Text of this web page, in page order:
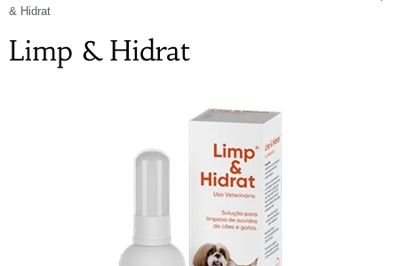
& Hidrat
Limp & Hidrat